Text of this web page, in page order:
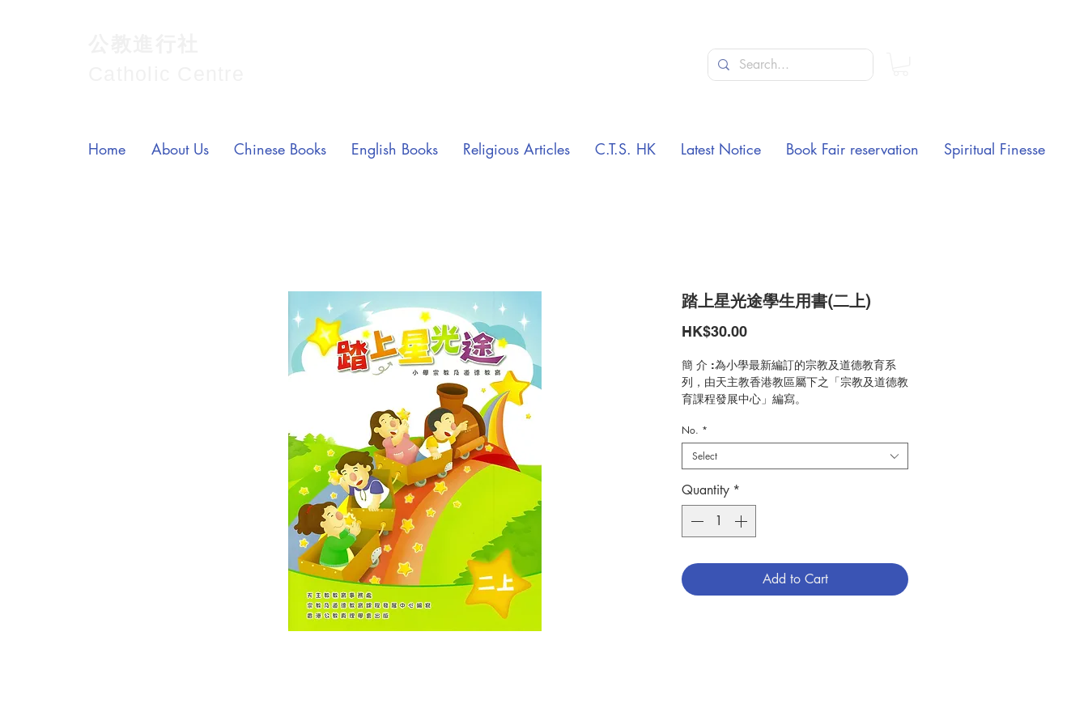
踏上星光途學生用書(二上)
HK$30.00Price
簡 介 :為小學最新編訂的宗教及道德教育系
列，由天主教香港教區屬下之「宗教及道德教
育課程發展中心」編寫。
作 者 :宗教及道德教育課程發展中心
頁 數 :48
分 類 :小學宗教及道德教育
ISBN:9789628909971
No. 3056009213
No. *
Select
Quantity *
Add to Cart
Home About Us Chinese Books English Books Religious Articles C.T.S. HK Latest Notice Book Fair reservation Spiritual Finesse